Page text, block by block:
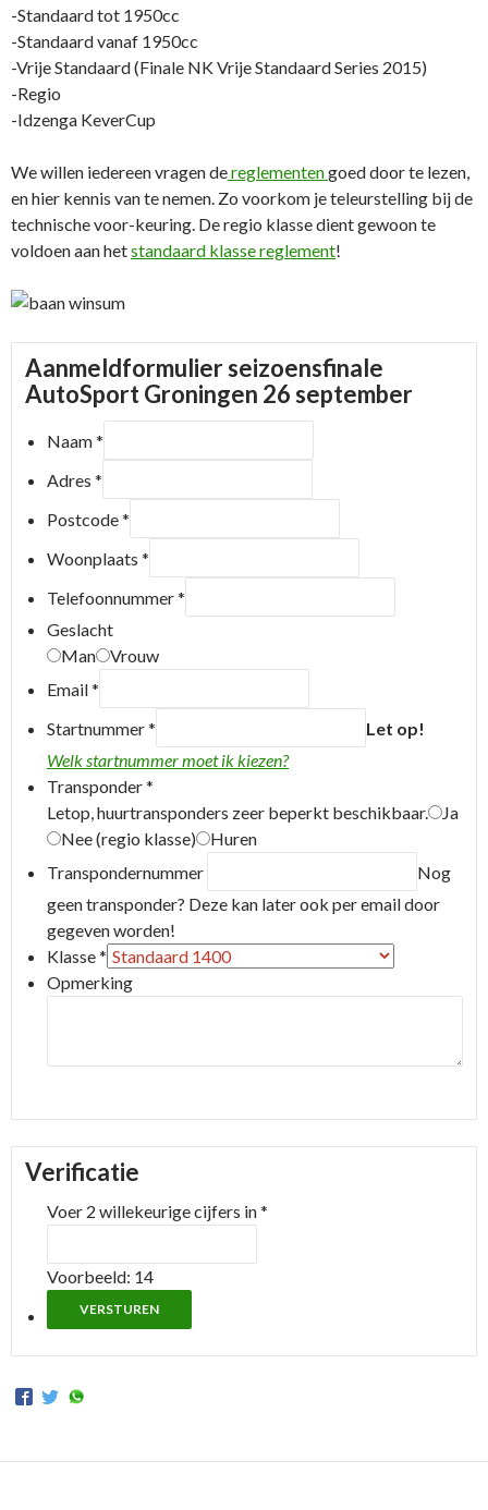
-Standaard tot 1950cc
-Standaard vanaf 1950cc
-Vrije Standaard (Finale NK Vrije Standaard Series 2015)
-Regio
-Idzenga KeverCup
We willen iedereen vragen dereglementengoed door te lezen,
en hier kennis van te nemen. Zo voorkom je teleurstelling bij de
technische voor-keuring. De regio klasse dient gewoon te
voldoen aan hetstandaard klasse reglement!
Aanmeldformulier seizoensfinale
AutoSport Groningen 26 september
Naam*
Adres *
Postcode*
Woonplaats *
Telefoonnummer*
Geslacht
Man
Vrouw
Email*
Startnummer*
Let op!
Welk startnummer moet ik kiezen?
Transponder*
Letop, huurtransponders zeer beperkt beschikbaar.
Ja
Nee (regio klasse)
Huren
Transpondernummer
Nog
geen transponder? Deze kan later ook per email door
gegeven worden!
Klasse*
Opmerking
Verificatie
Voer 2 willekeurige cijfers in*
Voorbeeld: 14